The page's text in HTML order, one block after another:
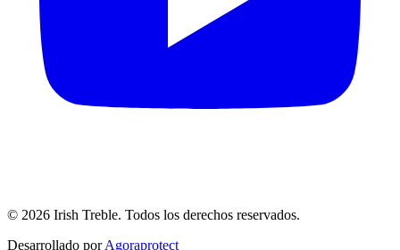
© 2026 Irish Treble. Todos los derechos reservados.
Desarrollado por Agoraprotect